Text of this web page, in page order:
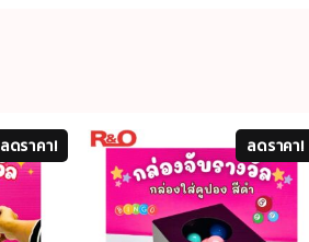
ลดราคา! ลดราคา!